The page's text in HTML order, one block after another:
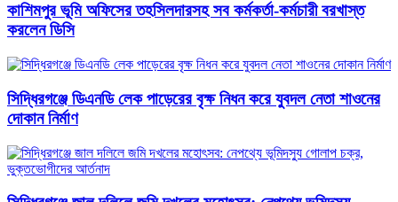
কাশিমপুর ভূমি অফিসের তহসিলদারসহ সব কর্মকর্তা-কর্মচারী বরখাস্ত
করলেন ডিসি
সিদ্ধিরগঞ্জে ডিএনডি লেক পাড়েরের বৃক্ষ নিধন করে যুবদল নেতা শাওনের
দোকান নির্মাণ